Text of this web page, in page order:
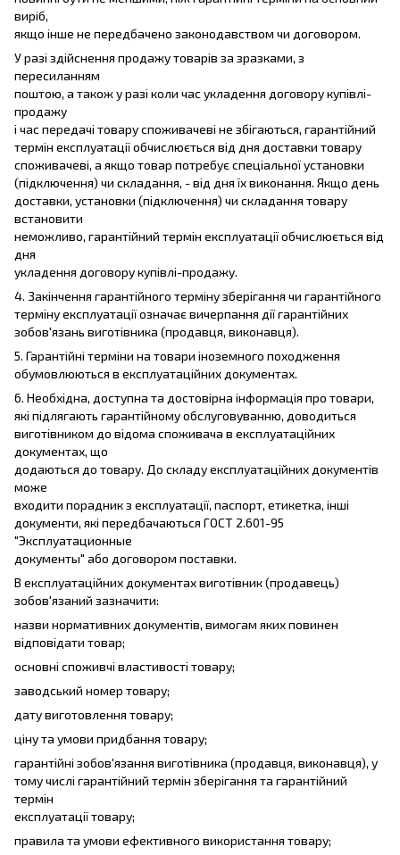
виріб,
якщо інше не передбачено законодавством чи договором.
У разі здійснення продажу товарів за зразками, з
пересиланням
поштою, а також у разі коли час укладення договору купівлі-
продажу
і час передачі товару споживачеві не збігаються, гарантійний
термін експлуатації обчислюється від дня доставки товару
споживачеві, а якщо товар потребує спеціальної установки
(підключення) чи складання, - від дня їх виконання. Якщо день
доставки, установки (підключення) чи складання товару
встановити
неможливо, гарантійний термін експлуатації обчислюється від
дня
укладення договору купівлі-продажу.
4. Закінчення гарантійного терміну зберігання чи гарантійного
терміну експлуатації означає вичерпання дії гарантійних
зобов'язань виготівника (продавця, виконавця).
5. Гарантійні терміни на товари іноземного походження
обумовлюються в експлуатаційних документах.
6. Необхідна, доступна та достовірна інформація про товари,
які підлягають гарантійному обслуговуванню, доводиться
виготівником до відома споживача в експлуатаційних
документах, що
додаються до товару. До складу експлуатаційних документів
може
входити порадник з експлуатації, паспорт, етикетка, інші
документи, які передбачаються ГОСТ 2.601-95
"Эксплуатационные
документы" або договором поставки.
В експлуатаційних документах виготівник (продавець)
зобов'язаний зазначити:
назви нормативних документів, вимогам яких повинен
відповідати товар;
основні споживчі властивості товару;
заводський номер товару;
дату виготовлення товару;
ціну та умови придбання товару;
гарантійні зобов'язання виготівника (продавця, виконавця), у
тому числі гарантійний термін зберігання та гарантійний
термін
експлуатації товару;
правила та умови ефективного використання товару;